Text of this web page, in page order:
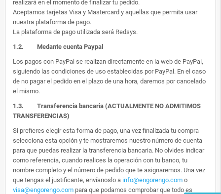
realizará en el momento de finalizar tu pedido.
Aceptamos tarjetas Visa y Mastercard y aquellas que permita usar
nuestra plataforma de pago.
La plataforma de pago utilizada será Redsys.
1.2. Medante cuenta Paypal
Los pagos con PayPal se realizan directamente en la web de PayPal,
siguiendo las condiciones de uso establecidas por PayPal. En el caso
de no pagar el pedido en el plazo de una hora, daremos por cancelado
el mismo.
1.3. Transferencia bancaria (ACTUALMENTE NO ADMITIMOS
TRANSFERENCIAS)
Si prefieres elegir esta forma de pago, una vez finalizada tu compra
selecciona esta opción y te mostraremos nuestro número de cuenta
para que puedas realizar la transferencia bancaria. No olvides indicar
como referencia, cuando realices la operación con tu banco, tu
nombre completo y el número de pedido que te asignaremos. Una vez
que tengas el justificante, envíanoslo a info@engorengo.com o
visa@engorengo.com para que podamos comprobar que todo es